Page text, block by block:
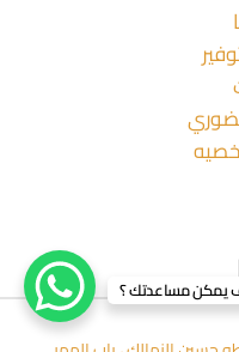
يمكن مساعدتك ؟